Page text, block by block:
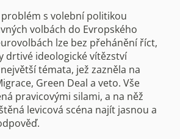
s volební politikou
volbách do Evropského
lze bez přehánění říct,
drtivé ideologické vítězství
témata, jež zazněla na
Green Deal a veto. Vše
pravicovými silami, a na něž
levicová scéna najít jasnou a